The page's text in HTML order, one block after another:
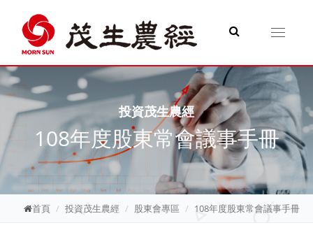
Toggle
投資茂生農經
108年度股東常會議事手冊
首頁 投資茂生農經 股東會專區 108年度股東常會議事手冊